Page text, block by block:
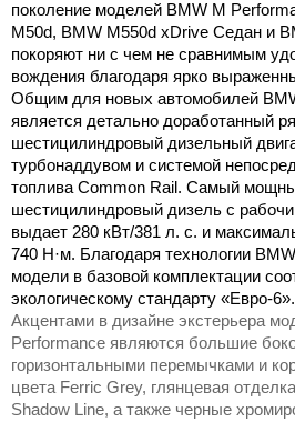
поколение моделей BMW M
M50d, BMW M550d xDrive Седан и
покоряют ни с чем не сравнимым
вождения благодаря ярко
Общим для новых автомобилей
является детально доработанный
шестицилиндровый дизельный
турбонаддувом и системой
топлива Common Rail. Самый
шестицилиндровый дизель с
выдает 280 кВт/381 л. с. и
740 Н·м. Благодаря технологии
модели в базовой комплектации
экологическому стандарту «Евро-6».
Акцентами в дизайне экстерьера
Performance являются большие
горизонтальными перемычками и
цвета Ferric Grey, глянцевая
Shadow Line, а также черные